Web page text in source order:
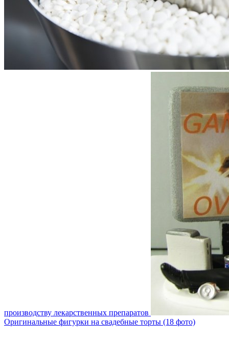
производству лекарственных препаратов
Оригинальные фигурки на свадебные торты (18 фото)